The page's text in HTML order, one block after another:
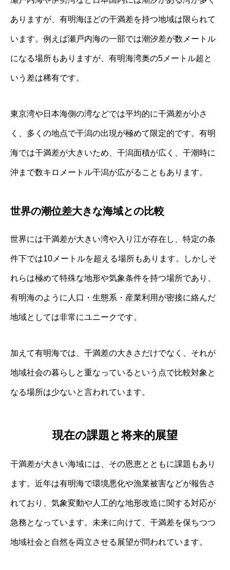
ありますが、有明海ほどの干満差を持つ地域は限られて
います。例えば瀬戸内海の一部では潮汐差が数メートル
になる場所もありますが、有明海湾奥の5メートル超と
いう差は稀有です。
東京湾や日本海側の湾などでは平均的に干満差が小さ
く、多くの地点で干潟の出現が極めて限定的です。有明
海では干満差が大きいため、干潟面積が広く、干潮時に
沖まで数キロメートル干潟が広がることもあります。
世界の潮位差大きな海域との比較
世界には干満差が大きい湾や入り江が存在し、特定の条
件下では10メートルを超える場所もあります。しかしそ
れらは極めて特殊な地形や気象条件を持つ場所であり、
有明海のように人口・生態系・産業利用が密接に絡んだ
地域としては非常にユニークです。
加えて有明海では、干満差の大きさだけでなく、それが
地域社会の暮らしと重なっているという点で比較対象と
なる場所は少ないと言われています。
現在の課題と将来的展望
干満差が大きい海域には、その恩恵とともに課題もあり
ます。近年は有明海で環境悪化や漁業被害などが報告さ
れており、気象変動や人工的な地形改造に関する対応が
急務となっています。未来に向けて、干満差を保ちつつ
地域社会と自然を両立させる展望が問われています。